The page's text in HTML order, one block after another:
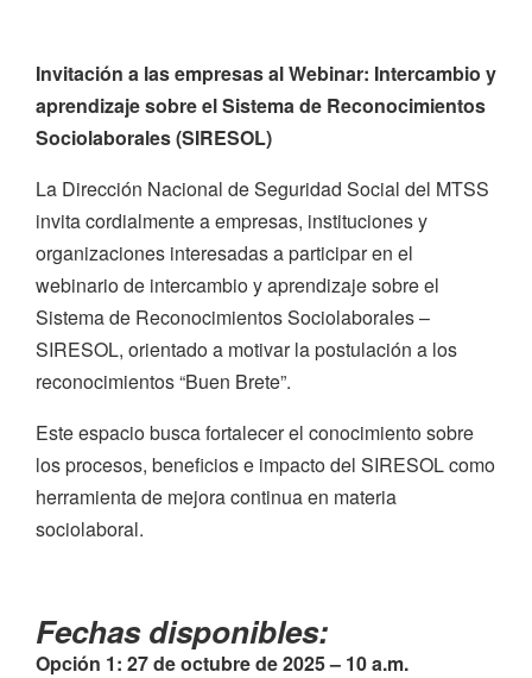
Invitación a las empresas al Webinar: Intercambio y
aprendizaje sobre el Sistema de Reconocimientos
Sociolaborales (SIRESOL)
La Dirección Nacional de Seguridad Social del MTSS
invita cordialmente a empresas, instituciones y
organizaciones interesadas a participar en el
webinario de intercambio y aprendizaje sobre el
Sistema de Reconocimientos Sociolaborales –
SIRESOL, orientado a motivar la postulación a los
reconocimientos “Buen Brete”.
Este espacio busca fortalecer el conocimiento sobre
los procesos, beneficios e impacto del SIRESOL como
herramienta de mejora continua en materia
sociolaboral.
Fechas disponibles:
Opción 1: 27 de octubre de 2025 – 10 a.m.